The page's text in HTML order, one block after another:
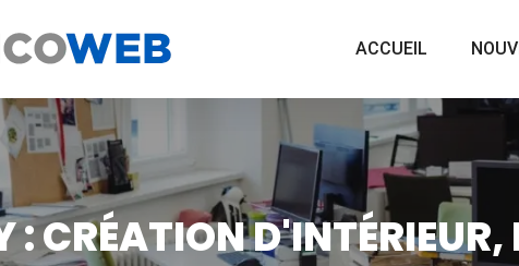
ACCUEIL
: CRÉATION D'INTÉRIEUR,